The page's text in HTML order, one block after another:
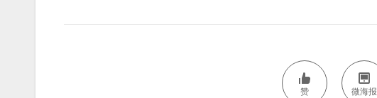
赞 微海报